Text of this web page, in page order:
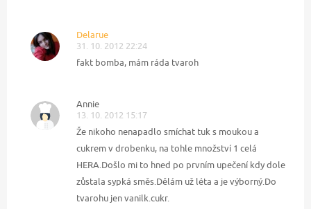
Delarue
31. 10. 2012 22:24
fakt bomba, mám ráda tvaroh
Annie
13. 10. 2012 15:17
Že nikoho nenapadlo smíchat tuk s moukou a
cukrem v drobenku, na tohle množství 1 celá
HERA.Došlo mi to hned po prvním upečení kdy dole
zůstala sypká směs.Dělám už léta a je výborný.Do
tvarohu jen vanilk.cukr.